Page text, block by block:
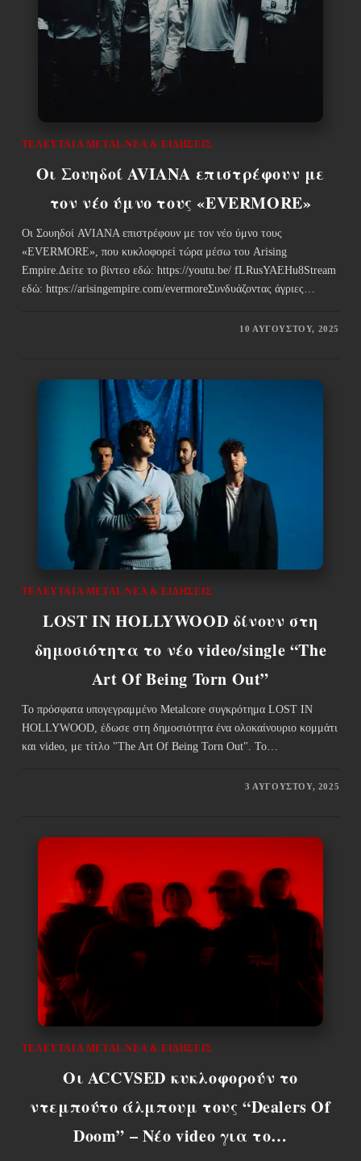
ΤΕΛΕΥΤΑΊΑ METAL ΝΈΑ & EΙΔΉΣΕΙΣ
Οι Σουηδοί AVIANA επιστρέφουν με
τον νέο ύμνο τους «EVERMORE»
Οι Σουηδοί AVIANA επιστρέφουν με τον νέο ύμνο τους
«EVERMORE», που κυκλοφορεί τώρα μέσω του Arising
Empire.Δείτε το βίντεο εδώ: https://youtu.be/ fLRusYAEHu8Stream
εδώ: https://arisingempire.com/evermoreΣυνδυάζοντας άγριες…
10 ΑΥΓΟΎΣΤΟΥ, 2025
ΤΕΛΕΥΤΑΊΑ METAL ΝΈΑ & EΙΔΉΣΕΙΣ
LOST IN HOLLYWOOD δίνουν στη
δημοσιότητα το νέο video/single “The
Art Of Being Torn Out”
Το πρόσφατα υπογεγραμμένο Μetalcore συγκρότημα LOST IN
HOLLYWOOD, έδωσε στη δημοσιότητα ένα ολοκαίνουριο κομμάτι
και video, με τίτλο "The Art Of Being Torn Out". Το…
3 ΑΥΓΟΎΣΤΟΥ, 2025
ΤΕΛΕΥΤΑΊΑ METAL ΝΈΑ & EΙΔΉΣΕΙΣ
Οι ACCVSED κυκλοφορούν το
ντεμπούτο άλμπουμ τους “Dealers Of
Doom” – Νέο video για το…